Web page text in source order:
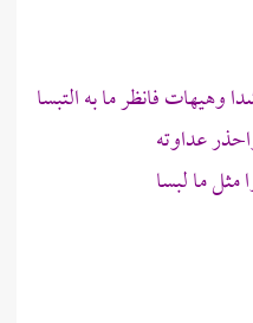
وهيهات فانظر ما به التبسا
عداوته
مثل ما لبسا